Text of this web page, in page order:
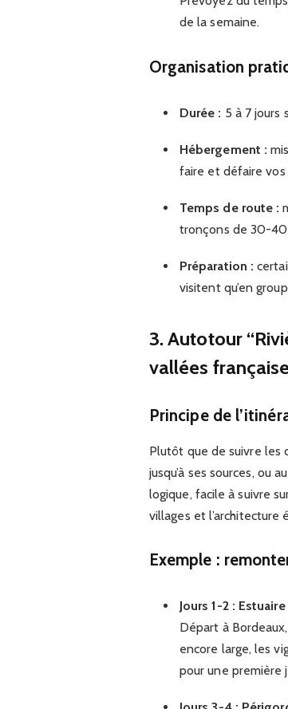
de la semaine.
Organisation
Durée : 5 à 7 jours
Hébergement :
faire et défaire vos
Temps de route :
tronçons de 30-40
Préparation :
visitent qu’en
3. Autotour
vallées
Principe de
Plutôt que de suivre les
jusqu’à ses sources, ou
logique, facile à suivre
villages et l’architecture
Exemple :
Jours 1-2 :
Départ à
encore large, les
pour une première